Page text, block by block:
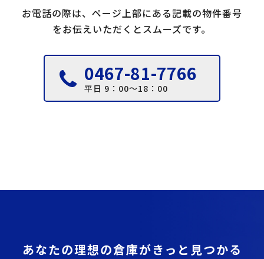
お電話の際は、ページ上部にある記載の物件番号
をお伝えいただくとスムーズです。
0467-81-7766
平日 9：00～18：00
あなたの理想の倉庫がきっと見つかる